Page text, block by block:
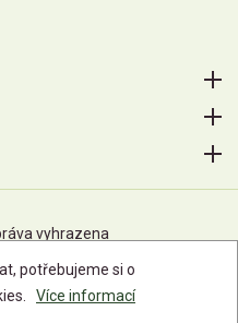
vyhrazena
potřebujeme si o
Více informací